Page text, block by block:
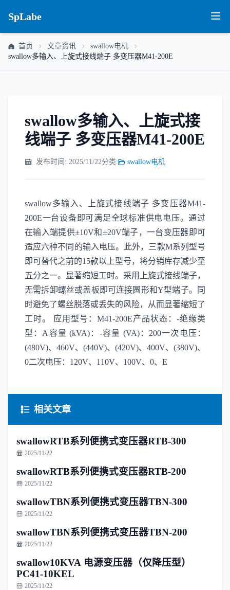
SpLabe
首页 文章资讯
swallow电机
swallow多输入、上旋式接线端子 多变压器M41-200E
swallow多输入、上旋式接
线端子 多变压器M41-200E
发布时间: 2025/11/22分类: swallow电机
swallow多输入、上旋式接线端子 多变压器M41-
200E一台设备即可满足全球标准供电电压。通过
在输入端提供±10V和±20V端子，一台变压器即可
适应六种不同的输入电压。此外，三款M系列型号
即可替代之前的15款以上型号，将分销库存减少至
五分之一。显著缩短工时。采用上旋式接线端子，
无需拆卸螺丝或盖板即可连接圆形和Y型端子。同
时避免了螺丝脱落或丢失的风险，从而显著缩短了
工时。 应用型号：M41-200E产品状态：-绝缘类
型：A容量 (kVA)：-容量 (VA)：200一次电压：
(480V)、460V、(440V)、(420V)、400V、(380V)、
0二次电压：120V、110V、100V、0、E
相关文章
swallowRTB系列便携式变压器RTB-300
2025/11/22
swallowRTB系列便携式变压器RTB-200
2025/11/22
swallowTBN系列便携式变压器TBN-300
2025/11/22
swallowTBN系列便携式变压器TBN-200
2025/11/22
swallow10KVA 电源变压器（仅降压型）
PC41-10KEL
2025/11/22